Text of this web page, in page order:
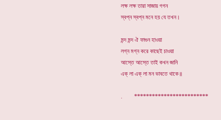
লক্ষ লক্ষ তারা সাজায় গগন
স্বপ্ন স্বপ্ন মনে হয় যে তখন।
মন্দ মন্দ ঐ ফাগুন হাওয়া
লগ্ন মগ্ন করে কাছেই চাওয়া
আস্তে আস্তে তাই কখন জানি
এক্ লা এক্ লা মন ভাবতে থাকে॥
. *************************